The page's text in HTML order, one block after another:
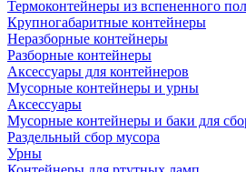
Термоконтейнеры из вспененного
Крупногабаритные контейнеры
Неразборные контейнеры
Разборные контейнеры
Аксессуары для контейнеров
Мусорные контейнеры и урны
Аксессуары
Мусорные контейнеры и баки для
Раздельный сбор мусора
Урны